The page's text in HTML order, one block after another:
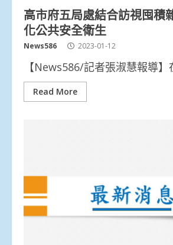
高市府五局處結合訪視囤
化公共安全衛生
News586 2023-01-12
【News586/記者張淑慧報導】
Read More